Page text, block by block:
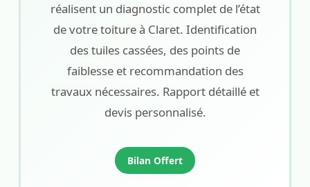
réalisent un diagnostic complet de l’état
de votre toiture à Claret. Identification
des tuiles cassées, des points de
faiblesse et recommandation des
travaux nécessaires. Rapport détaillé et
devis personnalisé.
Bilan Offert